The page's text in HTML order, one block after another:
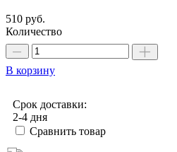
510 руб.
Количество
В корзину
Срок доставки:
2-4 дня
Сравнить товар